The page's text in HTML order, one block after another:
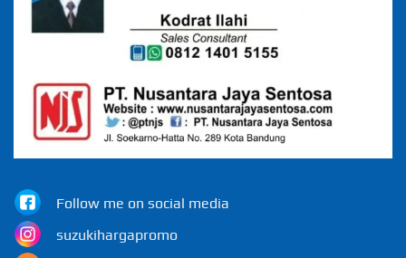
Follow me on social media
suzukihargapromo